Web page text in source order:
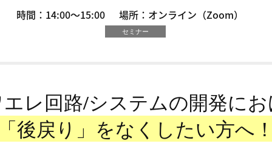
時間：14:00～15:00 場所：オンライン（Zoom）
セミナー
レ回路/システムの開発に
後戻り」をなくしたい方へ